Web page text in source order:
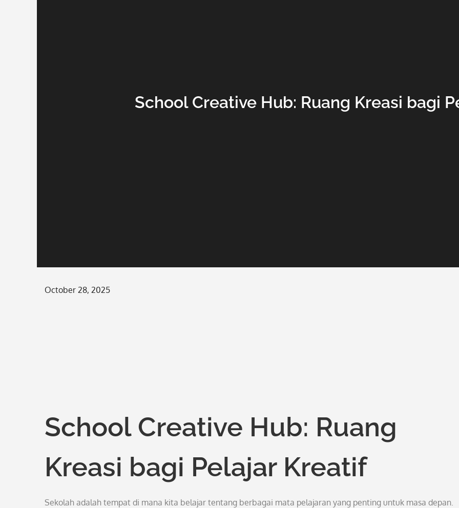
School Creative Hub: Ruang Kreasi bagi
Posted
October 28, 2025
School Creative Hub: Ruang
Kreasi bagi Pelajar Kreatif
Sekolah adalah tempat di mana kita belajar tentang berbagai mata pelajaran yang penting untuk masa depan.